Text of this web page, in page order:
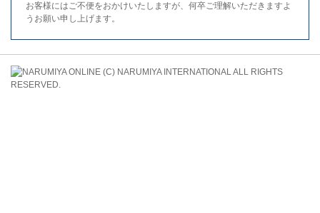
お客様にはご不便をおかけいたしますが、何卒ご理解いただきますよ
うお願い申し上げます。